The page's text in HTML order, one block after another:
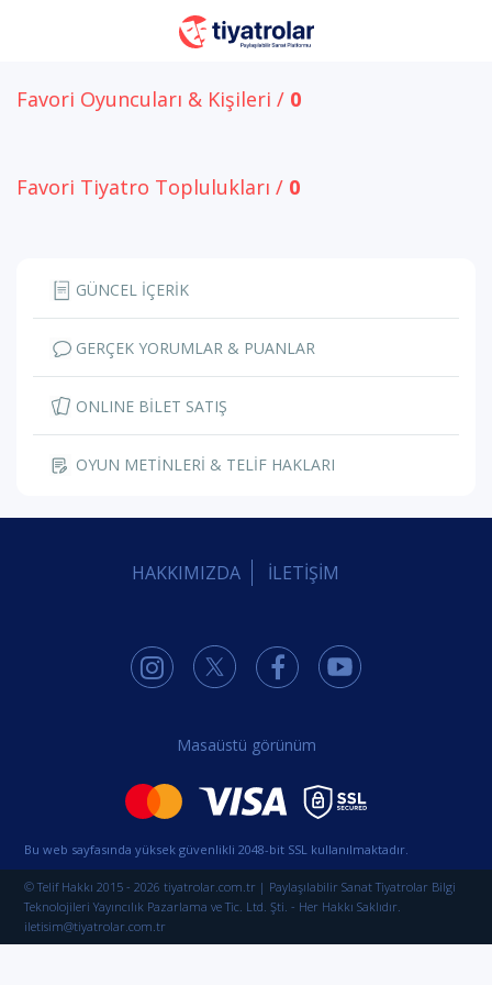
Favori Oyuncuları & Kişileri / 0
Favori Tiyatro Toplulukları / 0
GÜNCEL İÇERİK
GERÇEK YORUMLAR & PUANLAR
ONLINE BİLET SATIŞ
OYUN METİNLERİ & TELİF HAKLARI
HAKKIMIZDA İLETİŞİM
Masaüstü görünüm
Bu web sayfasında yüksek güvenlikli 2048-bit SSL kullanılmaktadır.
© Telif Hakkı 2015 - 2026 tiyatrolar.com.tr | Paylaşılabilir Sanat Tiyatrolar Bilgi
Teknolojileri Yayıncılık Pazarlama ve Tic. Ltd. Şti. - Her Hakkı Saklıdır.
iletisim@tiyatrolar.com.tr